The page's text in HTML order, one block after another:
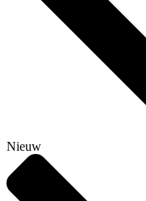
Nieuw